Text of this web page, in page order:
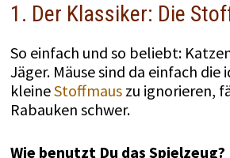
1. Der Klassiker: Die
So einfach und so beliebt:
Jäger. Mäuse sind da einfach die
kleineStoffmaus zu ignorieren,
Rabauken schwer.
Wie benutzt Du das Spielzeug?